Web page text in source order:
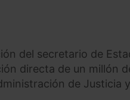
del secretario de
directa de un millón
de Justicia